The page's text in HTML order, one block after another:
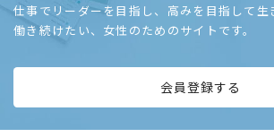
仕事でリーダーを目指し、高みを目指して生
働き続けたい、女性のためのサイトです。
会員登録する